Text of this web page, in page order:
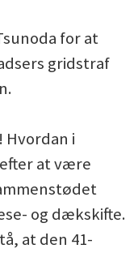
for at
gridstraf
Hvordan i
at være
og dækskifte.
at den 41-